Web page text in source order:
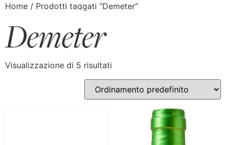
Home / Prodotti taggati “Demeter”
Demeter
Visualizzazione di 5 risultati